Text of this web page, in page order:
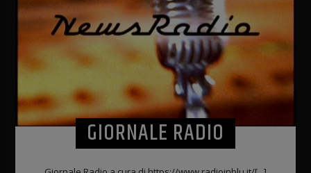
GIORNALE RADIO